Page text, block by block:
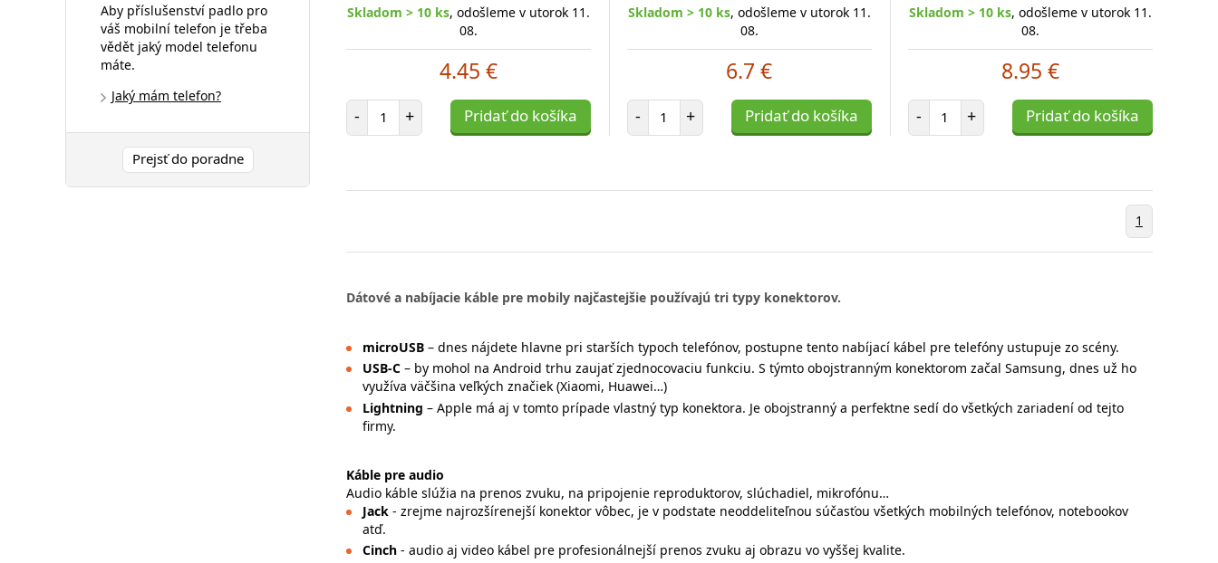
Aby příslušenství padlo pro
váš mobilní telefon je třeba
vědět jaký model telefonu
máte.
Jaký mám telefon?
Prejsť do poradne
Skladom > 10 ks, odošleme v utorok 11.
08.
4.45 €
- Počet položiek
+ Pridať do košíka
Skladom > 10 ks, odošleme v utorok 11.
08.
6.7 €
- Počet položiek
+ Pridať do košíka
Skladom > 10 ks, odošleme v utorok 11.
08.
8.95 €
- Počet položiek
+ Pridať do košíka
1
Dátové a nabíjacie káble pre mobily najčastejšie používajú tri typy konektorov.
microUSB – dnes nájdete hlavne pri starších typoch telefónov, postupne tento nabíjací kábel pre telefóny ustupuje zo scény.
USB-C – by mohol na Android trhu zaujať zjednocovaciu funkciu. S týmto obojstranným konektorom začal Samsung, dnes už ho
využíva väčšina veľkých značiek (Xiaomi, Huawei…)
Lightning – Apple má aj v tomto prípade vlastný typ konektora. Je obojstranný a perfektne sedí do všetkých zariadení od tejto
firmy.
Káble pre audio
Audio káble slúžia na prenos zvuku, na pripojenie reproduktorov, slúchadiel, mikrofónu…
Jack - zrejme najrozšírenejší konektor vôbec, je v podstate neoddeliteľnou súčasťou všetkých mobilných telefónov, notebookov
atď.
Cinch - audio aj video kábel pre profesionálnejší prenos zvuku aj obrazu vo vyššej kvalite.